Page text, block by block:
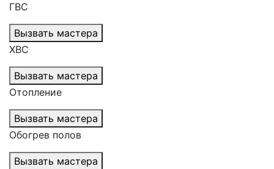
ГВС
Вызвать мастера
ХВС
Вызвать мастера
Отопление
Вызвать мастера
Обогрев полов
Вызвать мастера